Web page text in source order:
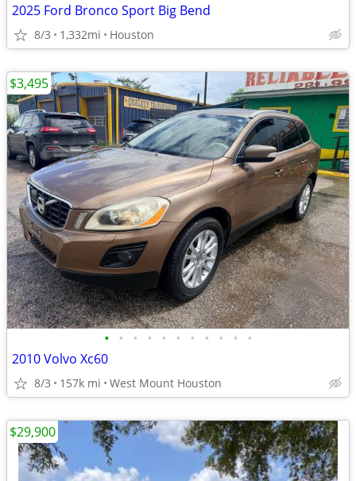
2025 Ford Bronco Sport Big Bend
8/3 1,332mi Houston
• • • • • • • • • • •
2010 Volvo Xc60
8/3 157k mi West Mount Houston
$3,495
$29,900